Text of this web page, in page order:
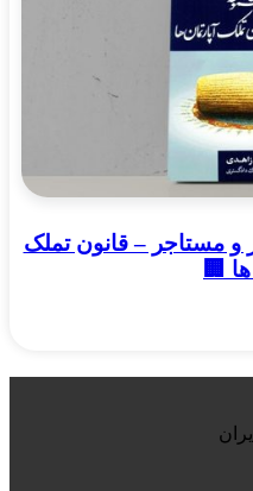
و مستاجر – قانون تملک
ها 🏢